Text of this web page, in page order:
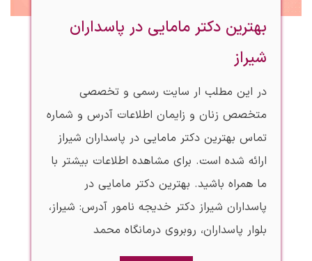
بهترین دکتر مامایی در پاسداران
شیراز
در این مطلب ار سایت رسمی و تخصصی
متخصص زنان و زایمان اطلاعات آدرس و شماره
تماس بهترین دکتر مامایی در پاسداران شیراز
ارائه شده است. برای مشاهده اطلاعات بیشتر با
ما همراه باشید. بهترین دکتر مامایی در
پاسداران شیراز دکتر خدیجه نامور آدرس: شیراز،
بلوار پاسداران، روبروی درمانگاه محمد